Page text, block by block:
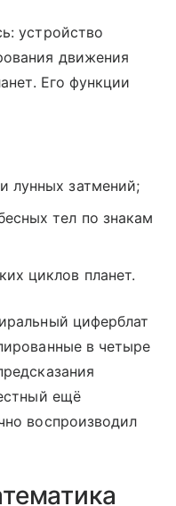
устройство
движения
Его функции
лунных затмений;
тел по знакам
циклов планет.
циферблат
в четыре
ещё
воспроизводил